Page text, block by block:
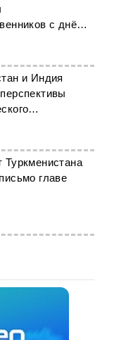
с днём
и Индия
на Деловом
Туркменистана
главе